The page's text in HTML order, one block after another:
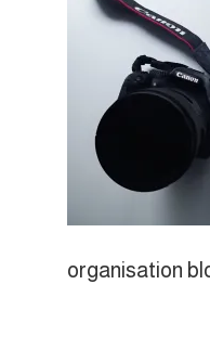
organisation